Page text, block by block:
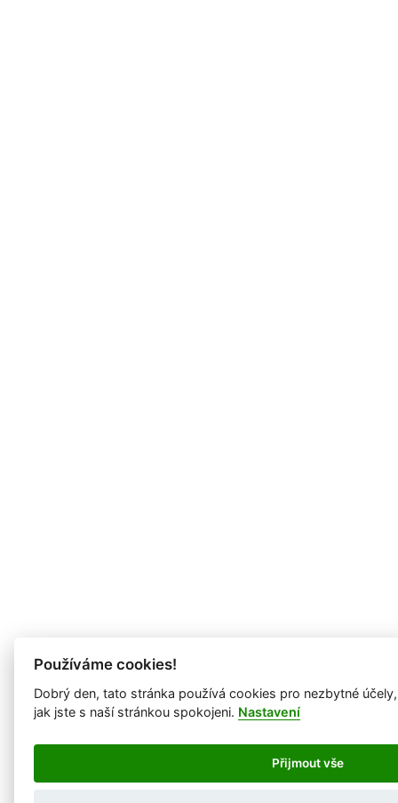
Používáme cookies!
Dobrý den, tato stránka používá cookies pro nezbytné
jak jste s naší stránkou spokojeni. Nastavení
Přijmout vše